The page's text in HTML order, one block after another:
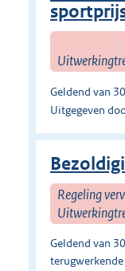
Geldend van
Uitgegeven
Regeling
Geldend van